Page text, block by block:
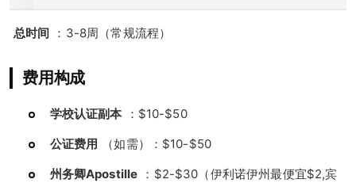
总时间 ：3-8周（常规流程）
费用构成
学校认证副本 ：$10-$50
公证费用 （如需）：$10-$50
州务卿Apostille ：$2-$30（伊利诺伊州最便宜$2,宾